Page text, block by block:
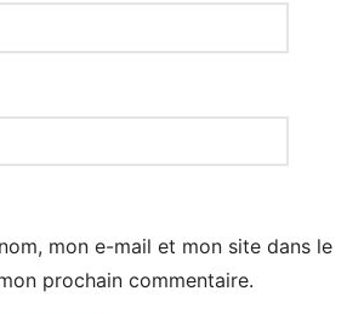
mon e-mail et mon site dans le
prochain commentaire.